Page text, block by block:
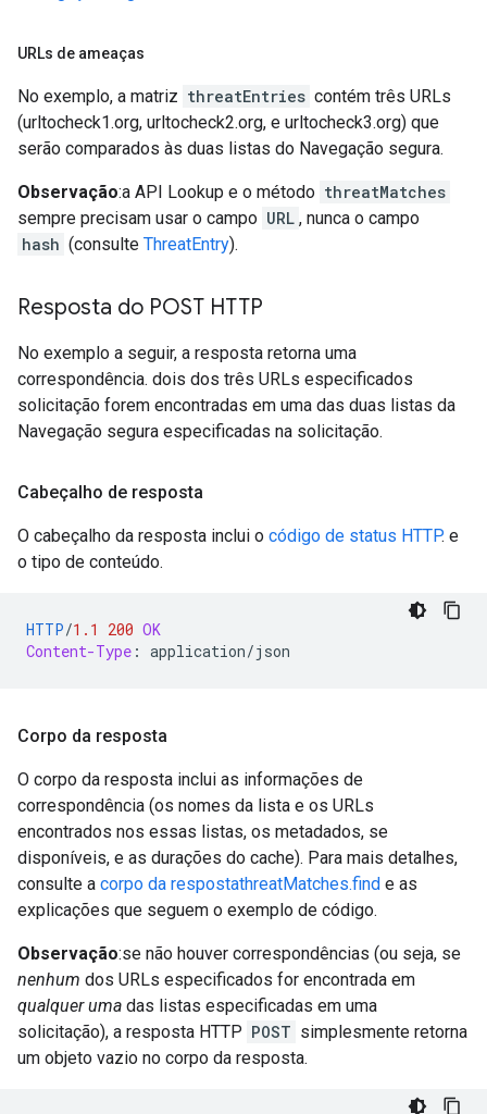
URLs de ameaças
No exemplo, a matriz threatEntries contém três URLs
(urltocheck1.org, urltocheck2.org, e urltocheck3.org) que
serão comparados às duas listas do Navegação segura.
Observação:a API Lookup e o método threatMatches
sempre precisam usar o campo URL , nunca o campo
hash (consulte ThreatEntry).
Resposta do POST HTTP
No exemplo a seguir, a resposta retorna uma
correspondência. dois dos três URLs especificados
solicitação forem encontradas em uma das duas listas da
Navegação segura especificadas na solicitação.
Cabeçalho de resposta
O cabeçalho da resposta inclui o código de status HTTP. e
o tipo de conteúdo.
HTTP/1.1 200 OK
Content-Type : application/json
Corpo da resposta
O corpo da resposta inclui as informações de
correspondência (os nomes da lista e os URLs
encontrados nos essas listas, os metadados, se
disponíveis, e as durações do cache). Para mais detalhes,
consulte a corpo da respostathreatMatches.find e as
explicações que seguem o exemplo de código.
Observação:se não houver correspondências (ou seja, se
nenhum dos URLs especificados for encontrada em
qualquer uma das listas especificadas em uma
solicitação), a resposta HTTP POST simplesmente retorna
um objeto vazio no corpo da resposta.